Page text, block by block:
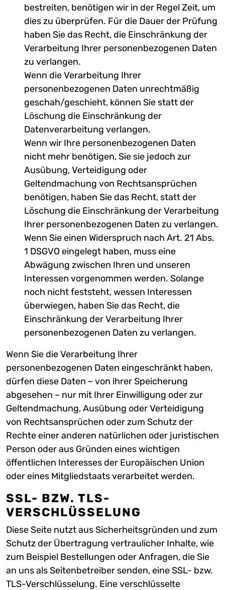
bestreiten, benötigen wir in der Regel Zeit, um
dies zu überprüfen. Für die Dauer der Prüfung
haben Sie das Recht, die Einschränkung der
Verarbeitung Ihrer personenbezogenen Daten
zu verlangen.
Wenn die Verarbeitung Ihrer
personenbezogenen Daten unrechtmäßig
geschah/geschieht, können Sie statt der
Löschung die Einschränkung der
Datenverarbeitung verlangen.
Wenn wir Ihre personenbezogenen Daten
nicht mehr benötigen, Sie sie jedoch zur
Ausübung, Verteidigung oder
Geltendmachung von Rechtsansprüchen
benötigen, haben Sie das Recht, statt der
Löschung die Einschränkung der Verarbeitung
Ihrer personenbezogenen Daten zu verlangen.
Wenn Sie einen Widerspruch nach Art. 21 Abs.
1 DSGVO eingelegt haben, muss eine
Abwägung zwischen Ihren und unseren
Interessen vorgenommen werden. Solange
noch nicht feststeht, wessen Interessen
überwiegen, haben Sie das Recht, die
Einschränkung der Verarbeitung Ihrer
personenbezogenen Daten zu verlangen.
Wenn Sie die Verarbeitung Ihrer
personenbezogenen Daten eingeschränkt haben,
dürfen diese Daten – von ihrer Speicherung
abgesehen – nur mit Ihrer Einwilligung oder zur
Geltendmachung, Ausübung oder Verteidigung
von Rechtsansprüchen oder zum Schutz der
Rechte einer anderen natürlichen oder juristischen
Person oder aus Gründen eines wichtigen
öffentlichen Interesses der Europäischen Union
oder eines Mitgliedstaats verarbeitet werden.
SSL- BZW. TLS-
VERSCHLÜSSELUNG
Diese Seite nutzt aus Sicherheitsgründen und zum
Schutz der Übertragung vertraulicher Inhalte, wie
zum Beispiel Bestellungen oder Anfragen, die Sie
an uns als Seitenbetreiber senden, eine SSL- bzw.
TLS-Verschlüsselung. Eine verschlüsselte